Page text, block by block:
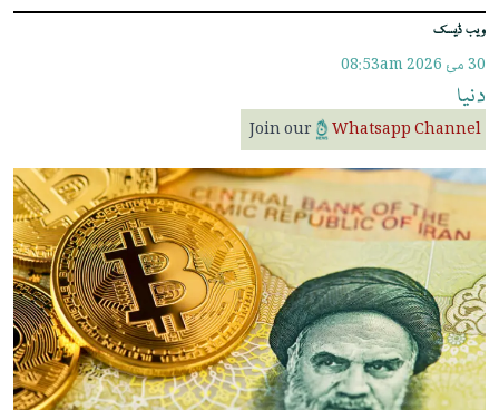
ویب ڈیسک
30 مئ 2026 08:53am
دنیا
Join our Whatsapp Channel